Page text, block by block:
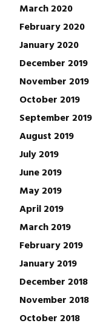
March 2020
February 2020
January 2020
December 2019
November 2019
October 2019
September 2019
August 2019
July 2019
June 2019
May 2019
April 2019
March 2019
February 2019
January 2019
December 2018
November 2018
October 2018